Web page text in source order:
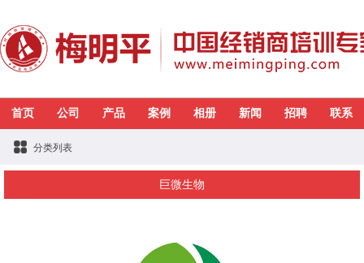
首页 公司 产品 案例 相册 新闻 招聘 联系
分类列表
巨微生物